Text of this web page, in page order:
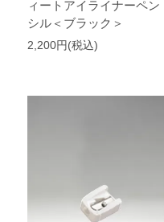
ィートアイライナーペン
シル＜ブラック＞
2,200円(税込)